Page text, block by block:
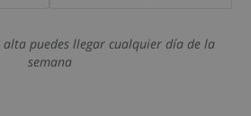
puedes llegar cualquier día de la
semana